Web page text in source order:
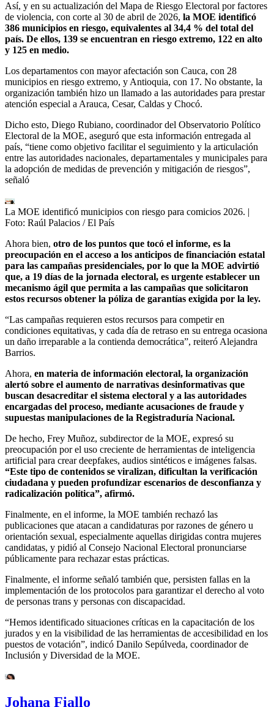
Así, y en su actualización del Mapa de Riesgo Electoral por factores
de violencia, con corte al 30 de abril de 2026, la MOE identificó
386 municipios en riesgo, equivalentes al 34,4 % del total del
país. De ellos, 139 se encuentran en riesgo extremo, 122 en alto
y 125 en medio.
Los departamentos con mayor afectación son Cauca, con 28
municipios en riesgo extremo, y Antioquia, con 17. No obstante, la
organización también hizo un llamado a las autoridades para prestar
atención especial a Arauca, Cesar, Caldas y Chocó.
Dicho esto, Diego Rubiano, coordinador del Observatorio Político
Electoral de la MOE, aseguró que esta información entregada al
país, “tiene como objetivo facilitar el seguimiento y la articulación
entre las autoridades nacionales, departamentales y municipales para
la adopción de medidas de prevención y mitigación de riesgos”,
señaló
La MOE identificó municipios con riesgo para comicios 2026. |
Foto: Raúl Palacios / El País
Ahora bien, otro de los puntos que tocó el informe, es la
preocupación en el acceso a los anticipos de financiación estatal
para las campañas presidenciales, por lo que la MOE advirtió
que, a 19 días de la jornada electoral, es urgente establecer un
mecanismo ágil que permita a las campañas que solicitaron
estos recursos obtener la póliza de garantías exigida por la ley.
“Las campañas requieren estos recursos para competir en
condiciones equitativas, y cada día de retraso en su entrega ocasiona
un daño irreparable a la contienda democrática”, reiteró Alejandra
Barrios.
Ahora, en materia de información electoral, la organización
alertó sobre el aumento de narrativas desinformativas que
buscan desacreditar el sistema electoral y a las autoridades
encargadas del proceso, mediante acusaciones de fraude y
supuestas manipulaciones de la Registraduría Nacional.
De hecho, Frey Muñoz, subdirector de la MOE, expresó su
preocupación por el uso creciente de herramientas de inteligencia
artificial para crear deepfakes, audios sintéticos e imágenes falsas.
“Este tipo de contenidos se viralizan, dificultan la verificación
ciudadana y pueden profundizar escenarios de desconfianza y
radicalización política”, afirmó.
Finalmente, en el informe, la MOE también rechazó las
publicaciones que atacan a candidaturas por razones de género u
orientación sexual, especialmente aquellas dirigidas contra mujeres
candidatas, y pidió al Consejo Nacional Electoral pronunciarse
públicamente para rechazar estas prácticas.
Finalmente, el informe señaló también que, persisten fallas en la
implementación de los protocolos para garantizar el derecho al voto
de personas trans y personas con discapacidad.
“Hemos identificado situaciones críticas en la capacitación de los
jurados y en la visibilidad de las herramientas de accesibilidad en los
puestos de votación”, indicó Danilo Sepúlveda, coordinador de
Inclusión y Diversidad de la MOE.
Johana Fiallo